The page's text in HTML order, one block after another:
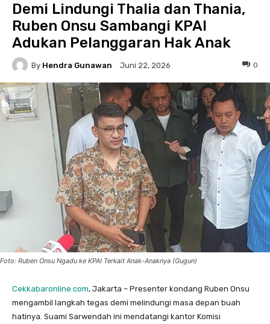
Demi Lindungi Thalia dan Thania,
Ruben Onsu Sambangi KPAI
Adukan Pelanggaran Hak Anak
By Hendra Gunawan Juni 22, 2026 0
Foto: Ruben Onsu Ngadu ke KPAI Terkait Anak-Anaknya (Gugun)
Cekkabaronline.com, Jakarta – ​Presenter kondang Ruben Onsu
mengambil langkah tegas demi melindungi masa depan buah
hatinya. Suami Sarwendah ini mendatangi kantor Komisi